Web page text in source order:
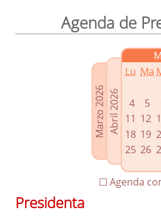
Presidencia
Enlaces
Agenda de Presidencia
Plenos provinciales y Juntas de
Oficina de Proyectos Europeos
Agenda de
Marzo 2026Abril 2026
Lu Ma
4
5
11 12
18 19
25 26
☐ Agenda
Presidenta